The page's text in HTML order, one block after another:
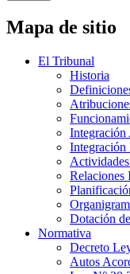
Mapa de sitio
El Tribunal
Historia
Integración
Integración
Relaciones
Dotación
Normativa
Decreto
Autos